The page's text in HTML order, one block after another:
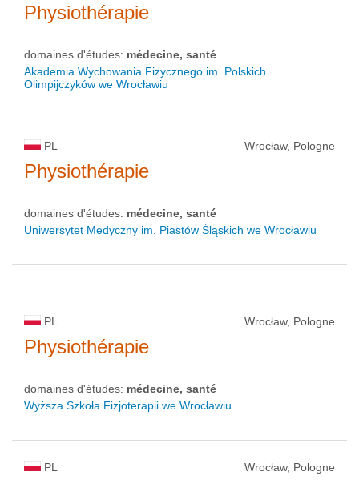
Physiothérapie
domaines d'études: médecine, santé
Akademia Wychowania Fizycznego im. Polskich
Olimpijczyków we Wrocławiu
PL Wrocław, Pologne
Physiothérapie
domaines d'études: médecine, santé
Uniwersytet Medyczny im. Piastów Śląskich we Wrocławiu
PL Wrocław, Pologne
Physiothérapie
domaines d'études: médecine, santé
Wyższa Szkoła Fizjoterapii we Wrocławiu
PL Wrocław, Pologne